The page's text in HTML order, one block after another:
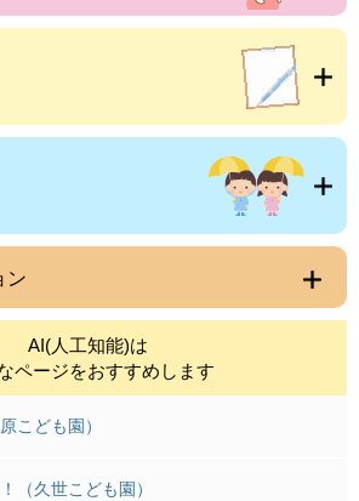
ン
AI(人工知能)は
ページをおすすめします
こども園）
（久世こども園）